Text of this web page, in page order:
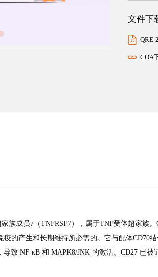
文件下
QRE-
COA
族成员7（TNFRSF7），属于TNF受体超家族
疫的产生和长期维持所必需的。它与配体CD70
致 NF-κB 和 MAPK8/JNK 的激活。CD27 已被